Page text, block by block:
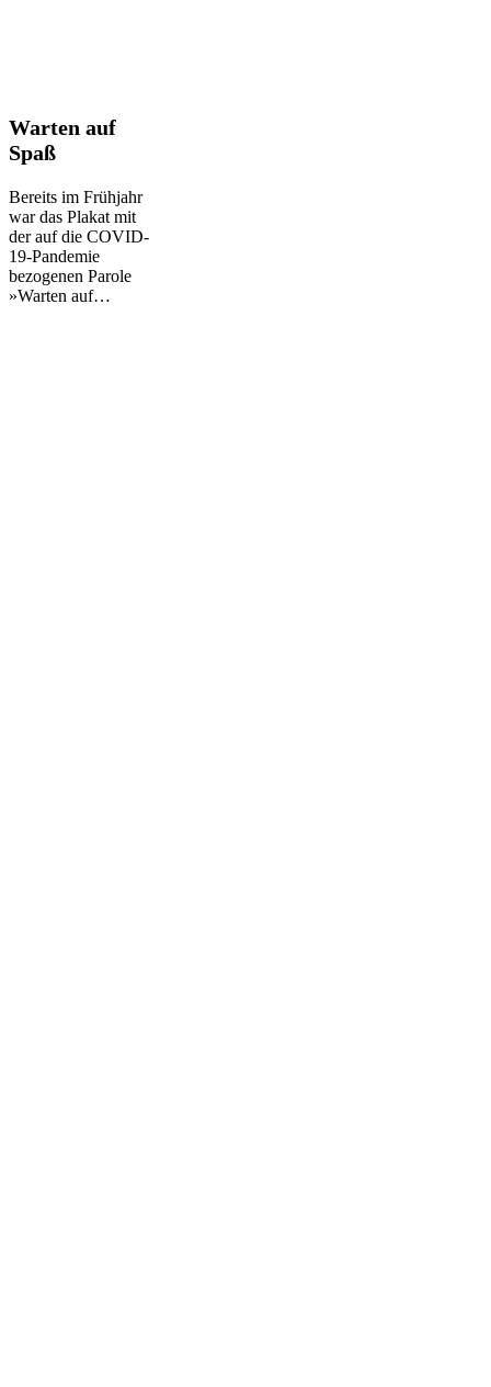
Warten
auf
Spaß
Warten auf
Spaß
Bereits im Frühjahr
war das Plakat mit
der auf die COVID-
19-Pandemie
bezogenen Parole
»Warten auf…